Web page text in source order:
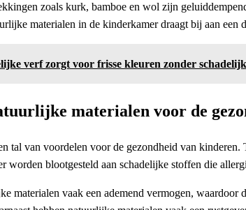
zoals kurk, bamboe en wol zijn
materialen in de kinderkamer draagt bij aan een
verf zorgt voor frisse kleuren zonder
materialen voor de
tal van voordelen voor de gezondheid van
worden blootgesteld aan schadelijke stoffen die
materialen vaak een ademend vermogen,